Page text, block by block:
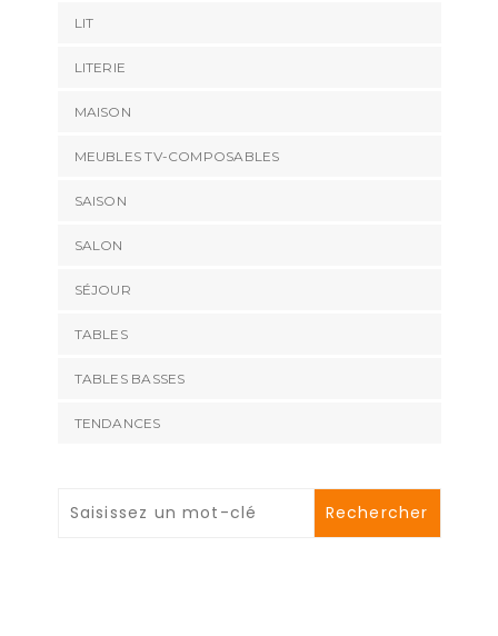
LIT
LITERIE
MAISON
MEUBLES TV-COMPOSABLES
SAISON
SALON
SÉJOUR
TABLES
TABLES BASSES
TENDANCES